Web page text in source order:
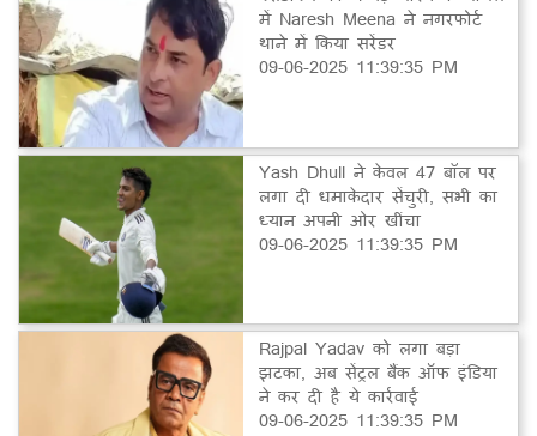
में Naresh Meena ने नगरफोर्ट
थाने में किया सरेंडर
09-06-2025 11:39:35 PM
Yash Dhull ने केवल 47 बॉल पर
लगा दी धमाकेदार सेंचुरी, सभी का
ध्यान अपनी ओर खींचा
09-06-2025 11:39:35 PM
Rajpal Yadav को लगा बड़ा
झटका, अब सेंट्रल बैंक ऑफ इंडिया
ने कर दी है ये कार्रवाई
09-06-2025 11:39:35 PM